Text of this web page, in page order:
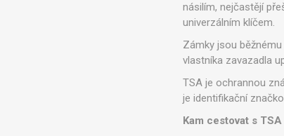
násilím, nejčastějí
univerzálním klíčem.
Zámky jsou
vlastníka zavazadla
TSA je ochrannou
je identifikační
Kam cestovat s